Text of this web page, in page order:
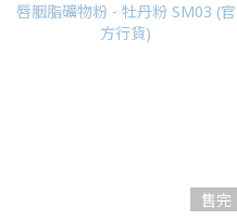
售完